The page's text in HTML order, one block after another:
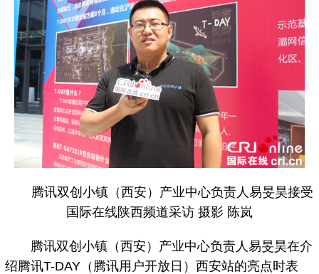
腾讯双创小镇（西安）产业中心负责人易旻昊接受
国际在线陕西频道采访 摄影 陈岚
腾讯双创小镇（西安）产业中心负责人易旻昊在介
绍腾讯T-DAY（腾讯用户开放日）西安站的亮点时表